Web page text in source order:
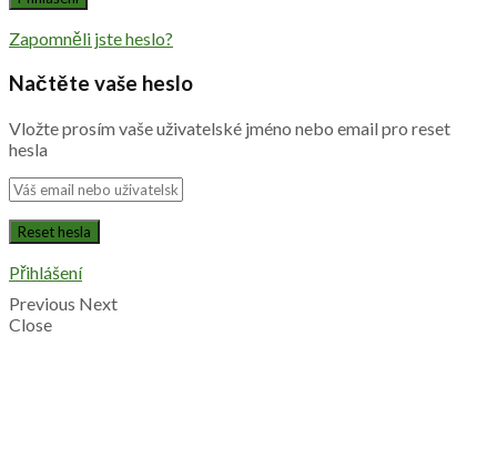
Zapomněli jste heslo?
Načtěte vaše heslo
Vložte prosím vaše uživatelské jméno nebo email pro reset
hesla
Přihlášení
Previous Next
Close